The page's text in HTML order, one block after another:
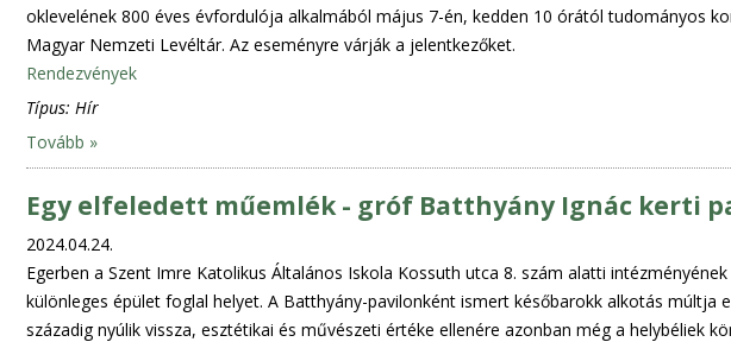
oklevelének 800 éves évfordulója alkalmából május 7-én, kedden 10 órától tudományos
Magyar Nemzeti Levéltár. Az eseményre várják a jelentkezőket.
Rendezvények
Típus: Hír
Tovább »
Egy elfeledett műemlék - gróf Batthyány Ignác kerti
2024.04.24.
Egerben a Szent Imre Katolikus Általános Iskola Kossuth utca 8. szám alatti
különleges épület foglal helyet. A Batthyány-pavilonként ismert későbarokk alkotás múltja
századig nyúlik vissza, esztétikai és művészeti értéke ellenére azonban még a helybéliek